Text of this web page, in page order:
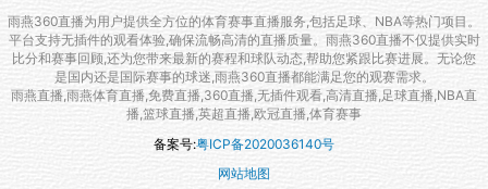
雨燕360直播为用户提供全方位的体育赛事直播服务,包括足球、NBA等热门项目。
平台支持无插件的观看体验,确保流畅高清的直播质量。雨燕360直播不仅提供实时
比分和赛事回顾,还为您带来最新的赛程和球队动态,帮助您紧跟比赛进展。无论您
是国内还是国际赛事的球迷,雨燕360直播都能满足您的观赛需求。
雨燕直播,雨燕体育直播,免费直播,360直播,无插件观看,高清直播,足球直播,NBA直
播,篮球直播,英超直播,欧冠直播,体育赛事
备案号:粤ICP备2020036140号
网站地图